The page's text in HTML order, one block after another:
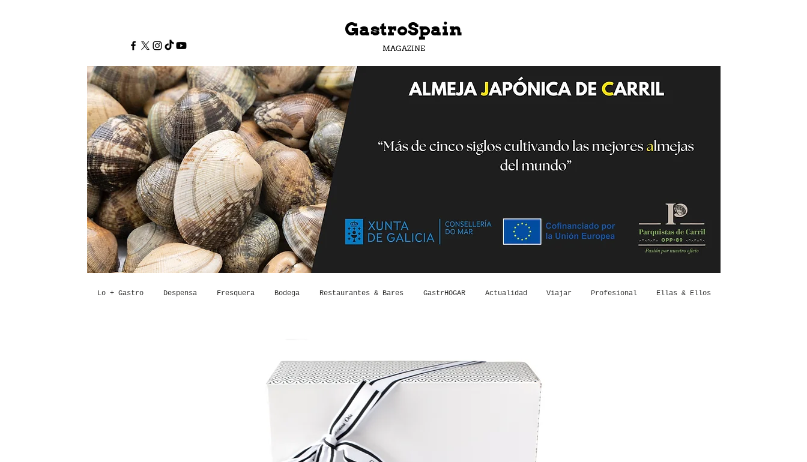
GastroSpain
MAGAZINE
Lo + Gastro Despensa Fresquera Bodega Restaurantes & Bares GastrHOGAR Actualidad Viajar Profesional Ellas & Ellos